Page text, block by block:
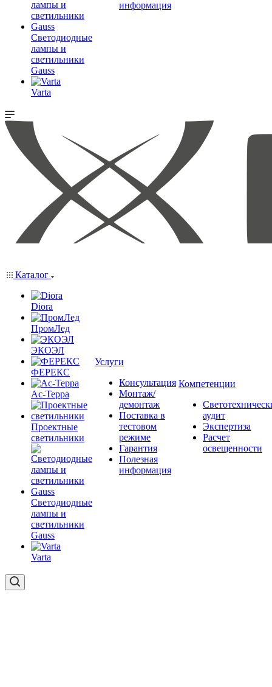
Светодиодные
лампы и
светильники
Gauss
Varta
информация
Каталог
Diora
ПромЛед
ЭКОЭЛ
ФЕРЕКС
Ас-Терра
Проектные
светильники
Светодиодные
лампы и
светильники
Gauss
Varta
Услуги
Консультация
Монтаж/
демонтаж
Поставка в
тестовом
режиме
Гарантия
Полезная
информация
Компетенции
аудит
Экспертиза
Расчет
освещенности